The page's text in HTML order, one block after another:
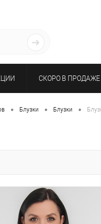
СКОРО В ПРОДАЖЕ
• Блузки • Блузки •